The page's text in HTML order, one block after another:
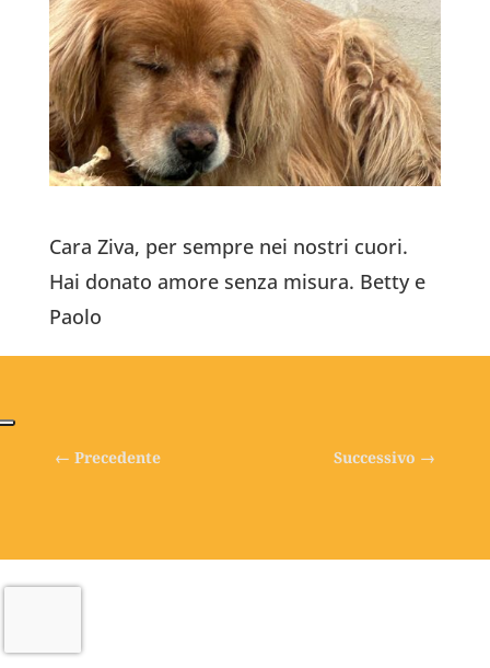
Cara Ziva, per sempre nei nostri cuori.
Hai donato amore senza misura. Betty e
Paolo
← Precedente Successivo →